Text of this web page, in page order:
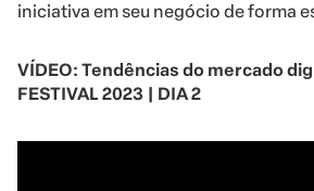
iniciativa em seu negócio de forma
VÍDEO: Tendências do mercado
FESTIVAL 2023 | DIA 2